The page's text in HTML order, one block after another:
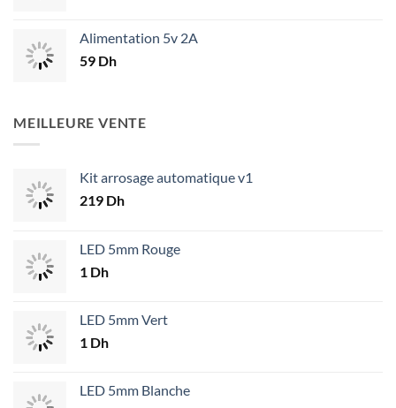
Alimentation 5v 2A
59 Dh
MEILLEURE VENTE
Kit arrosage automatique v1
219 Dh
LED 5mm Rouge
1 Dh
LED 5mm Vert
1 Dh
LED 5mm Blanche